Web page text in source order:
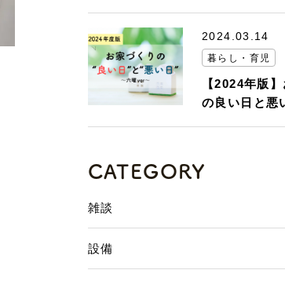
2024.03.14
暮らし・育児
【2024年版
の良い日と悪
CATEGORY
雑談
設備